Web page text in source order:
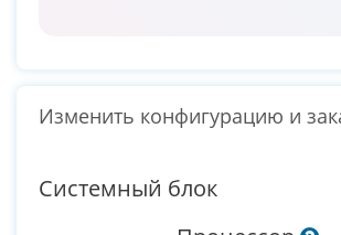
Изменить конфигурацию и
Системный блок